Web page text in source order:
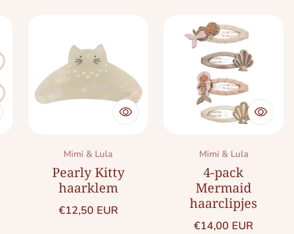
Merk:
Mimi & Lula
Pearly Kitty
haarklem
Normale prijs
€12,50 EUR
Merk:
Mimi & Lula
4-pack
Mermaid
haarclipjes
Normale prijs
€14,00 EUR